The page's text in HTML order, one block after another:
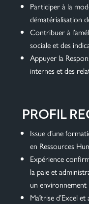
Participer à la
dématérialisation
Contribuer à
sociale et des
Appuyer la
internes et des
PROFIL
Issue d’une
en Ressources
Expérience
la paie et
un environnement
Maîtrise d’Excel